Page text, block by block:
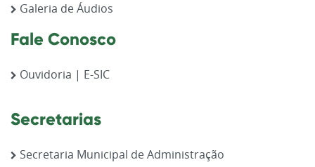
Galeria de Áudios
Fale Conosco
Ouvidoria | E-SIC
Secretarias
Secretaria Municipal de Administração